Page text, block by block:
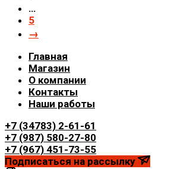
…
5
→
Главная
Магазин
О компании
Контакты
Наши работы
+7 (34783) 2-61-61
+7 (987) 580-27-80
+7 (967) 451-73-55
Подписаться на рассылку